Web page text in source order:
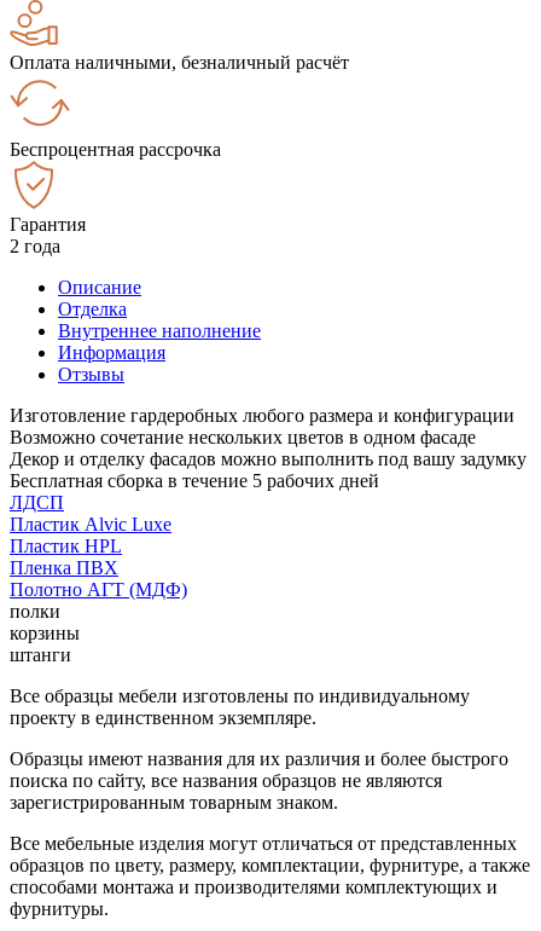
Оплата наличными, безналичный расчёт
Беспроцентная рассрочка
Гарантия
2 года
Описание
Отделка
Внутреннее наполнение
Информация
Отзывы
Изготовление гардеробных любого размера и конфигурации
Возможно сочетание нескольких цветов в одном фасаде
Декор и отделку фасадов можно выполнить под вашу задумку
Бесплатная сборка в течение 5 рабочих дней
ЛДСП
Пластик Alvic Luxe
Пластик HPL
Пленка ПВХ
Полотно АГТ (МДФ)
полки
корзины
штанги
Все образцы мебели изготовлены по индивидуальному
проекту в единственном экземпляре.
Образцы имеют названия для их различия и более быстрого
поиска по сайту, все названия образцов не являются
зарегистрированным товарным знаком.
Все мебельные изделия могут отличаться от представленных
образцов по цвету, размеру, комплектации, фурнитуре, а также
способами монтажа и производителями комплектующих и
фурнитуры.